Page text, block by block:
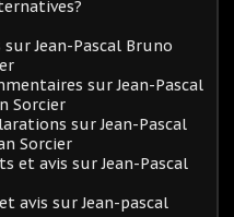
Jean-Pascal Bruno
sur Jean-Pascal
Sorcier
sur Jean-Pascal
Sorcier
et avis sur Jean-Pascal
avis sur Jean-pascal